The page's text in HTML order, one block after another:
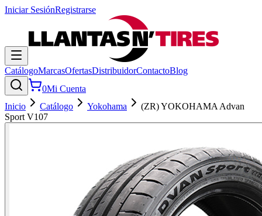
Iniciar SesiónRegistrarse
CatálogoMarcasOfertasDistribuidorContactoBlog
0Mi Cuenta
Inicio
Catálogo Yokohama
(ZR) YOKOHAMA Advan
Sport V107